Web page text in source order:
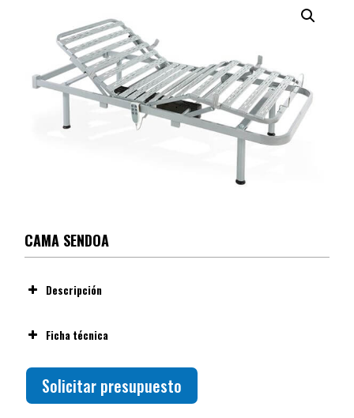
CAMA SENDOA
Descripción
Soporte máximo:
Dimensiones exteriores:
Seguridad:
Ficha técnica
Solicitar presupuesto